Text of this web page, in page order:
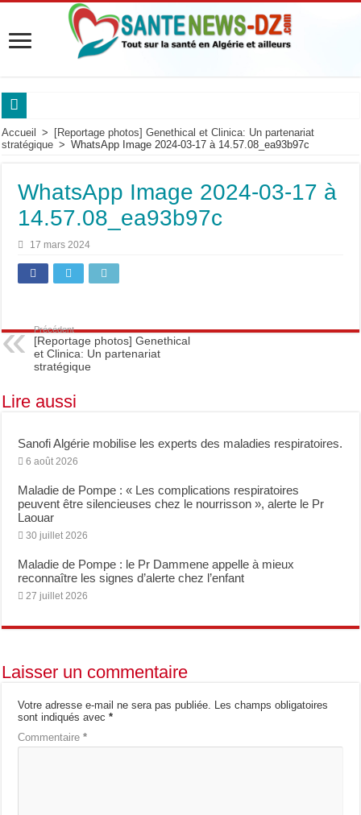
Sanofi Algérie mobilise les experts des maladies respiratoires.
Maladie de Pompe : le Pr Dammene appelle à mieux reconnaître les signes
Maladie de Pompe : les experts alertent sur l’urgence d’un diagnostic précoce
Saidal et Boehringer Ingelheim: Produire localement des traitements innovants
Roche Algérie renforce la coopération africaine.
Cancer du sein en Afrique : le Pr Adoubi Innocent souligne l’importance des
Bridge to Care : Roche Algérie renforce la coopération africaine pour améliorer
Accueil >
[Reportage photos] Genethical et Clinica: Un partenariat
stratégique > WhatsApp Image 2024-03-17 à 14.57.08_ea93b97c
WhatsApp Image 2024-03-17 à
14.57.08_ea93b97c
17 mars 2024
Précédent
[Reportage photos] Genethical
et Clinica: Un partenariat
stratégique
Lire aussi
Sanofi Algérie mobilise les experts des maladies respiratoires.
6 août 2026
Maladie de Pompe : « Les complications respiratoires
peuvent être silencieuses chez le nourrisson », alerte le Pr
Laouar
30 juillet 2026
Maladie de Pompe : le Pr Dammene appelle à mieux
reconnaître les signes d’alerte chez l’enfant
27 juillet 2026
Laisser un commentaire
Votre adresse e-mail ne sera pas publiée. Les champs obligatoires
sont indiqués avec*
Commentaire*